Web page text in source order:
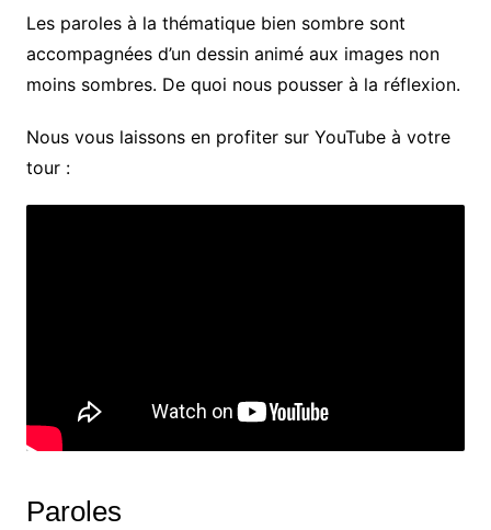
Les paroles à la thématique bien sombre sont
accompagnées d’un dessin animé aux images non
moins sombres. De quoi nous pousser à la réflexion.
Nous vous laissons en profiter sur YouTube à votre
tour :
Paroles